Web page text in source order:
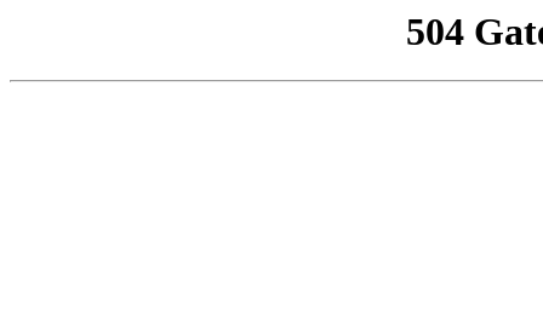
504